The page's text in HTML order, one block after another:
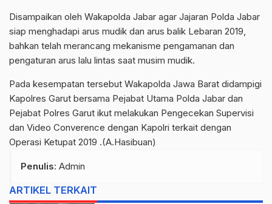
Disampaikan oleh Wakapolda Jabar agar Jajaran Polda Jabar
siap menghadapi arus mudik dan arus balik Lebaran 2019,
bahkan telah merancang mekanisme pengamanan dan
pengaturan arus lalu lintas saat musim mudik.
Pada kesempatan tersebut Wakapolda Jawa Barat didampigi
Kapolres Garut bersama Pejabat Utama Polda Jabar dan
Pejabat Polres Garut ikut melakukan Pengecekan Supervisi
dan Video Converence dengan Kapolri terkait dengan
Operasi Ketupat 2019 .(A.Hasibuan)
Penulis: Admin
ARTIKEL TERKAIT